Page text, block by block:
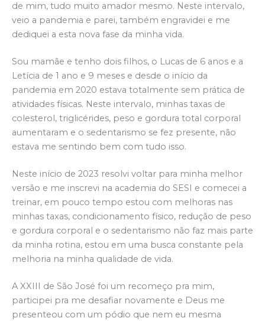
de mim, tudo muito amador mesmo. Neste intervalo,
veio a pandemia e parei, também engravidei e me
dediquei a esta nova fase da minha vida.
Sou mamãe e tenho dois filhos, o Lucas de 6 anos e a
Letícia de 1 ano e 9 meses e desde o início da
pandemia em 2020 estava totalmente sem prática de
atividades físicas. Neste intervalo, minhas taxas de
colesterol, triglicérides, peso e gordura total corporal
aumentaram e o sedentarismo se fez presente, não
estava me sentindo bem com tudo isso.
Neste início de 2023 resolvi voltar para minha melhor
versão e me inscrevi na academia do SESI e comecei a
treinar, em pouco tempo estou com melhoras nas
minhas taxas, condicionamento físico, redução de peso
e gordura corporal e o sedentarismo não faz mais parte
da minha rotina, estou em uma busca constante pela
melhoria na minha qualidade de vida.
A XXIII de São José foi um recomeço pra mim,
participei pra me desafiar novamente e Deus me
presenteou com um pódio que nem eu mesma